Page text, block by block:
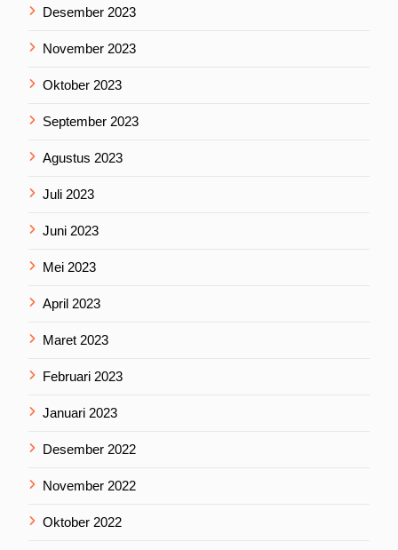
Desember 2023
November 2023
Oktober 2023
September 2023
Agustus 2023
Juli 2023
Juni 2023
Mei 2023
April 2023
Maret 2023
Februari 2023
Januari 2023
Desember 2022
November 2022
Oktober 2022